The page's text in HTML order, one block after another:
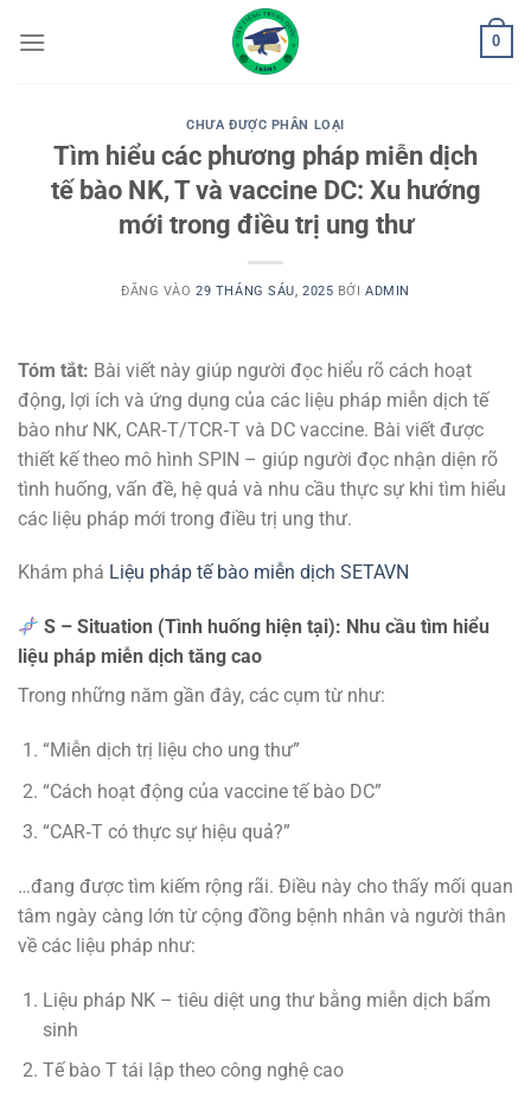
qua
0
CHƯA ĐƯỢC PHÂN LOẠI
Tìm hiểu các phương pháp miễn dịch
tế bào NK, T và vaccine DC: Xu hướng
mới trong điều trị ung thư
ĐĂNG VÀO29 THÁNG SÁU, 2025 BỞIADMIN
Tóm tắt: Bài viết này giúp người đọc hiểu rõ cách hoạt
động, lợi ích và ứng dụng của các liệu pháp miễn dịch tế
bào như NK, CAR‑T/TCR‑T và DC vaccine. Bài viết được
thiết kế theo mô hình SPIN – giúp người đọc nhận diện rõ
tình huống, vấn đề, hệ quả và nhu cầu thực sự khi tìm hiểu
các liệu pháp mới trong điều trị ung thư.
Khám phá Liệu pháp tế bào miễn dịch SETAVN
S – Situation (Tình huống hiện tại): Nhu cầu tìm hiểu
liệu pháp miễn dịch tăng cao
Trong những năm gần đây, các cụm từ như:
“Miễn dịch trị liệu cho ung thư”
“Cách hoạt động của vaccine tế bào DC”
“CAR‑T có thực sự hiệu quả?”
…đang được tìm kiếm rộng rãi. Điều này cho thấy mối quan
tâm ngày càng lớn từ cộng đồng bệnh nhân và người thân
về các liệu pháp như:
Liệu pháp NK – tiêu diệt ung thư bằng miễn dịch bẩm
sinh
Tế bào T tái lập theo công nghệ cao